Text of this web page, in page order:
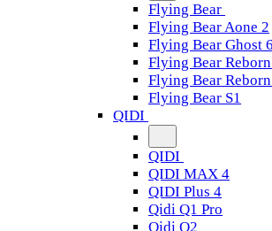
Flying Bear
Flying Bear Aone 2
Flying Bear Ghost 6
Flying Bear
Flying Bear
Flying Bear S1
QIDI
QIDI
QIDI MAX 4
QIDI Plus 4
Qidi Q1 Pro
Qidi Q2